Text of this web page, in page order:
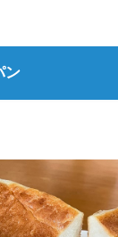
ン